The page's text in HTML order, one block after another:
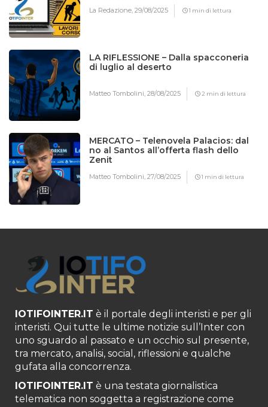
La Redazione,29/08/2025 1 min di lettura
LA RIFLESSIONE – Dalla spacconeria
di luglio al deserto
Matteo Tombolini,28/08/2025 2 min di lettura
MERCATO – Telenovela Palacios: dal
no al Santos all’offerta flash dello
Zenit
Matteo Tombolini,27/08/2025 1 min di lettura
IOTIFOINTER.IT è il portale degli interisti e per gli
interisti. Qui tutte le ultime notizie sull’Inter con
uno sguardo al passato e un occhio sul presente,
tra mercato, analisi, social, riflessioni e qualche
gufata alla concorrenza.
IOTIFOINTER.IT è una testata giornalistica
telematica non soggetta a registrazione come